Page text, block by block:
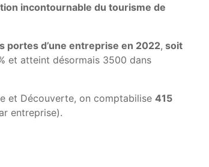
incontournable du tourisme de
portes d’une entreprise en 2022, soit
et atteint désormais 3500 dans
et Découverte, on comptabilise 415
entreprise).